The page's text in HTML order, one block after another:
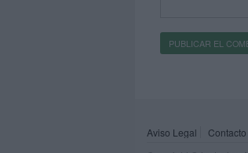
Aviso Legal Contacto